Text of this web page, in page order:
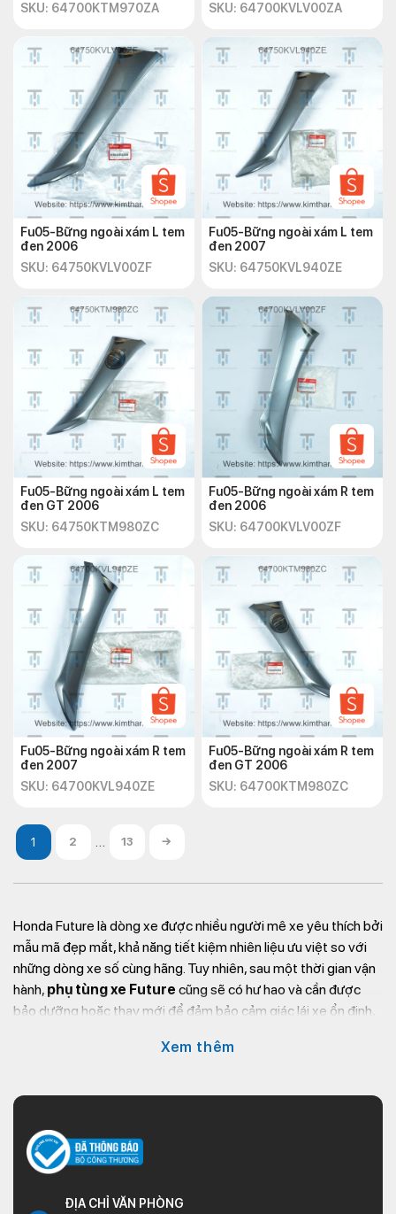
SKU: 64700KTM970ZA
SKU: 64700KVLV00ZA
Fu05-Bững ngoài xám L tem
đen 2006
SKU: 64750KVLV00ZF
Fu05-Bững ngoài xám L tem
đen 2007
SKU: 64750KVL940ZE
Fu05-Bững ngoài xám L tem
đen GT 2006
SKU: 64750KTM980ZC
Fu05-Bững ngoài xám R tem
đen 2006
SKU: 64700KVLV00ZF
Fu05-Bững ngoài xám R tem
đen 2007
SKU: 64700KVL940ZE
Fu05-Bững ngoài xám R tem
đen GT 2006
SKU: 64700KTM980ZC
2 … 13 →
Honda Future là dòng xe được nhiều người mê xe yêu thích bởi
mẫu mã đẹp mắt, khả năng tiết kiệm nhiên liệu ưu việt so với
những dòng xe số cùng hãng. Tuy nhiên, sau một thời gian vận
hành, phụ tùng xe Future cũng sẽ có hư hao và cần được
bảo dưỡng hoặc thay mới để đảm bảo cảm giác lái xe ổn định,
các loại chính hãng, cập nhật những phụ tùng xe
đây.
Giới thiệu phụ tùng xe máy
Future
Xem thêm
ĐỊA CHỈ VĂN PHÒNG